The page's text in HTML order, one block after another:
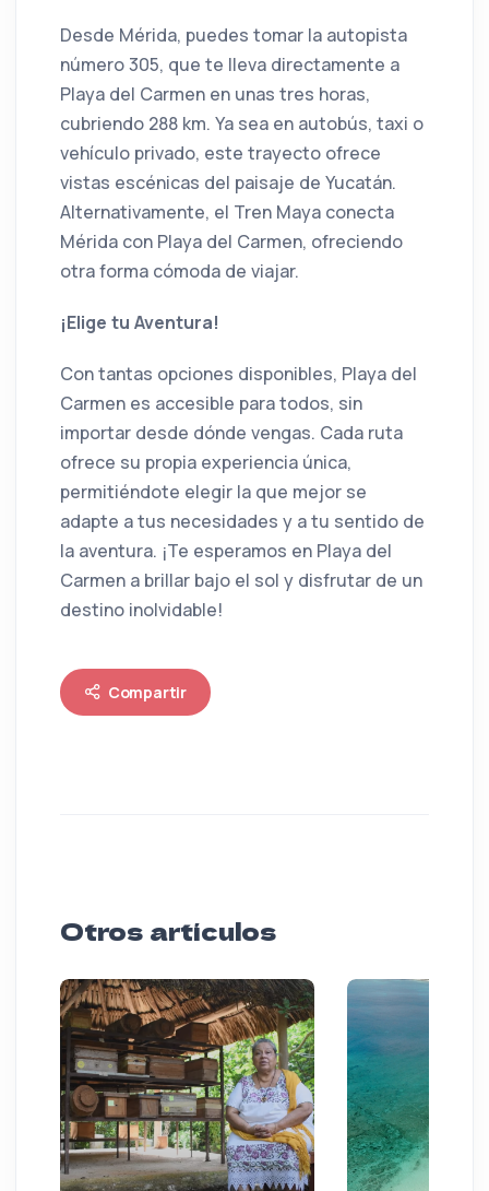
Desde Mérida, puedes tomar la autopista
número 305, que te lleva directamente a
Playa del Carmen en unas tres horas,
cubriendo 288 km. Ya sea en autobús, taxi o
vehículo privado, este trayecto ofrece
vistas escénicas del paisaje de Yucatán.
Alternativamente, el Tren Maya conecta
Mérida con Playa del Carmen, ofreciendo
otra forma cómoda de viajar.
¡Elige tu Aventura!
Con tantas opciones disponibles, Playa del
Carmen es accesible para todos, sin
importar desde dónde vengas. Cada ruta
ofrece su propia experiencia única,
permitiéndote elegir la que mejor se
adapte a tus necesidades y a tu sentido de
la aventura. ¡Te esperamos en Playa del
Carmen a brillar bajo el sol y disfrutar de un
destino inolvidable!
Compartir
Otros artículos